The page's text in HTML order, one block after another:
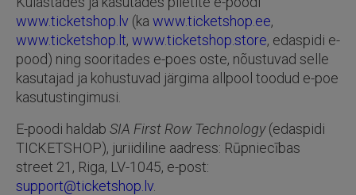
www.ticketshop.lv (ka www.ticketshop.ee,
www.ticketshop.lt, www.ticketshop.store, edaspidi e-
pood) ning sooritades e-poes oste, nõustuvad selle
kasutajad ja kohustuvad järgima allpool toodud e-poe
kasutustingimusi.
E-poodi haldab SIA First Row Technology(edaspidi
TICKETSHOP), juriidiline aadress: Rūpniecības
street 21, Riga, LV-1045, e-post:
support@ticketshop.lv